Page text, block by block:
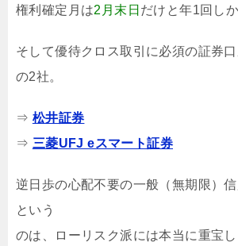
権利確定月は2月末日 だけと年1回し
そして優待クロス取引に必須の証券
の2社。
⇒ 松井証券
⇒ 三菱UFJ eスマート証券
逆日歩の心配不要の一般（無期限）
という
のは、ローリスク派には本当に重宝し